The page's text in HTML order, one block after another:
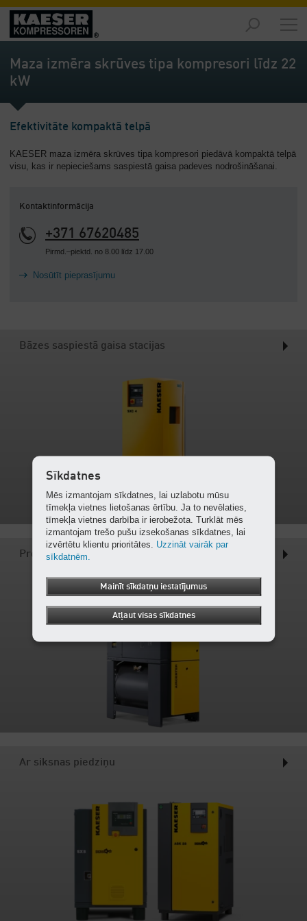
Izstrādājumi
-
Pārskats
Pārskats
Serviss
-
Pārskats
Maza izmēra skrūves tipa kompresori līdz 22
kW
Efektivitāte kompaktā telpā
KAESER maza izmēra skrūves tipa kompresori piedāvā kompaktā telpā
visu, kas ir nepieciešams saspiestā gaisa padeves nodrošināšanai.
Kontaktinformācija
+371 67620485
Pirmd.–piektd. no 8.00 līdz 17.00
Nosūtīt pieprasījumu
Bāzes saspiestā gaisa stacijas
Premium klases saspiestā gaisa stacijas
Ar siksnas piedziņu
Sīkdatnes
Mēs izmantojam sīkdatnes, lai uzlabotu mūsu
tīmekļa vietnes lietošanas ērtību. Ja to nevēlaties,
tīmekļa vietnes darbība ir ierobežota. Turklāt mēs
izmantojam trešo pušu izsekošanas sīkdatnes, lai
izvērtētu klientu prioritātes. Uzzināt vairāk par
sīkdatnēm.
Mainīt sīkdatņu iestatījumus
Atļaut visas sīkdatnes